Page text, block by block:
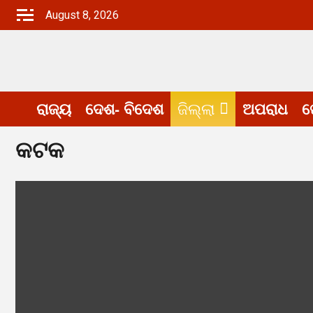
Skip
August 8, 2026
ରାଜ୍ୟ ଦେଶ- ବିଦେଶ ଜିଲ୍ଲା ଅପରାଧ
କଟକ